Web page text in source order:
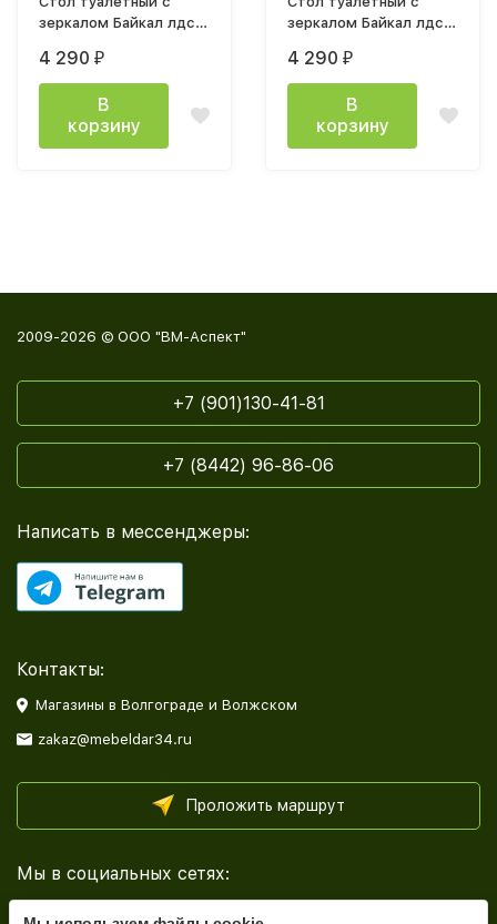
зеркалом Байкал лдсп
Белый матовый МР
4 290 ₽
В
корзину
зеркалом Байкал лдсп
Графит
4 290 ₽
В
корзину
2009-2026 © ООО "ВМ-Аспект"
+7 (901)130-41-81
+7 (8442) 96-86-06
Написать в мессенджеры:
Контакты:
Магазины в Волгограде и Волжском
zakaz@mebeldar34.ru
Проложить маршрут
Мы в социальных сетях: